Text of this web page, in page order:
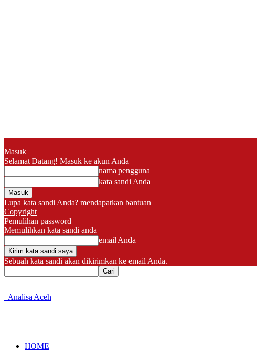
Masuk
Selamat Datang! Masuk ke akun Anda
nama pengguna
kata sandi Anda
Lupa kata sandi Anda? mendapatkan bantuan
Copyright
Pemulihan password
Memulihkan kata sandi anda
email Anda
Sebuah kata sandi akan dikirimkan ke email Anda.
Analisa Aceh
HOME